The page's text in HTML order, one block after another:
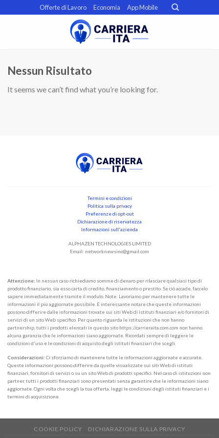
to
Offerte di Lavoro Economia App Mobile
Nessun Risultato
It seems we can’t find what you’re looking for.
Termini e condizioni
Politica sulla privacy
Preferenze di opt-out
Dichiarazione di riservatezza
Informazioni sull'azienda
ALPHAZEN TECHNOLOGIES LIMITED
Email: networknewsinc@gmail.com
Attenzione: In nessun caso richiediamo somme di denaro per rilasciare qualsiasi tipo di
prodotto finanziario, sia esso carta di credito, finanziamento o prestito. Se ciò accade, faccelo
sapere immediatamente tramite il modulo. Note: Lavoriamo per mantenere tutte le
informazioni il più aggiornate possibile. È interessante notare che queste informazioni
possono differire dalle informazioni trovate sui siti Web di istituti finanziari e/o fornitori di
servizi di un sito Web specifico. Per quanto riguarda le istituzioni che non hanno
partnership, tutti i prodotti elencati in questo sito https://carrieraita.com.com non hanno
alcuna garanzia che le informazioni siano aggiornate. Ricordati sempre di leggere le
condizioni d'uso e le condizioni di acquisto degli istituti finanziari che scegli.
Considerazioni: Ci sforziamo di mantenere tutte le informazioni aggiornate e accurate.
Queste informazioni possono differire da quelle visualizzate sui siti Web di istituti
finanziari, fornitori di servizi o su un sito Web di prodotti specifici. Nel caso di istituzioni non
partner, tutti i prodotti finanziari sono presentati senza garantire che le informazioni siano
aggiornate. Ogni volta che scegli la tua offerta, leggi le condizioni degli istituti finanziari e i
termini di acquisizione.
COOKIE POLICY DICHIARAZIONE SULLA PRIVACY